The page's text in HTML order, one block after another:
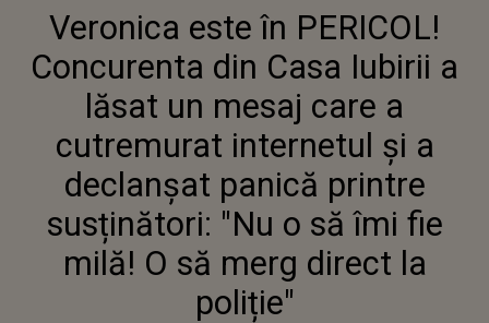
CONCURENTA DIN CASA IUBIRII
A LĂSAT UN MESAJ CARE A
CUTREMURAT INTERNETUL ȘI A
DECLANȘAT PANICĂ PRINTRE
SUSȚINĂTORI: "NU O SĂ ÎMI FIE
MILĂ! O SĂ MERG DIRECT LA
POLIȚIE"
Veronica este în PERICOL!
Concurenta din Casa Iubirii a
lăsat un mesaj care a
cutremurat internetul și a
declanșat panică printre
susținători: "Nu o să îmi fie
milă! O să merg direct la
poliție"